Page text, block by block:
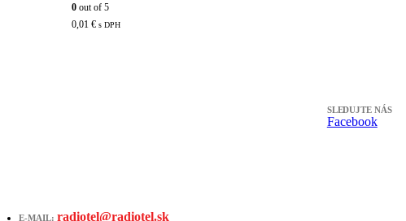
0out of 5
0,01 € s DPH
E-MAIL: radiotel@radiotel.sk
SLEDUJTE NÁS
Facebook